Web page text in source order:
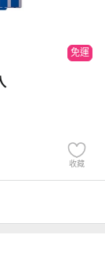
免運
收藏